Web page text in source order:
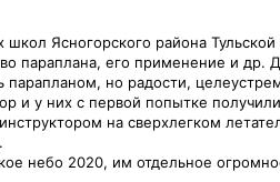
Ясногорского района
параплана, его применение и
парапланом, но радости,
и у них с первой попытке
на сверхлегком
небо 2020, им отдельное